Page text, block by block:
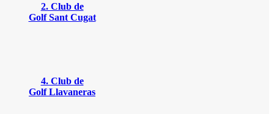
2. Club de
Golf Sant Cugat
4. Club de
Golf Llavaneras